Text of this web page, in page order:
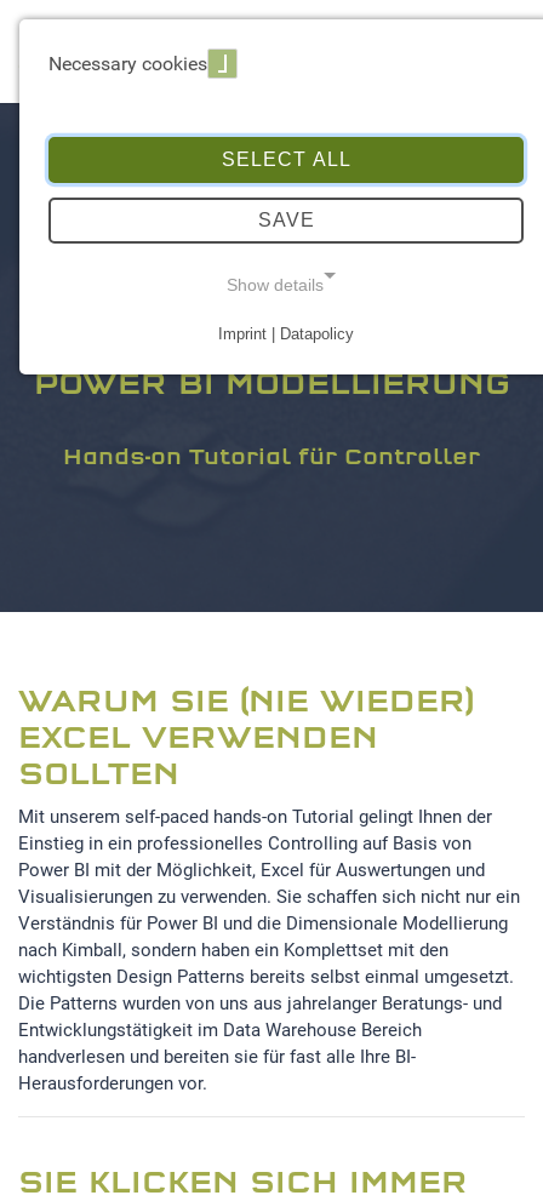
POWER BI MODELLIERUNG
Hands-on Tutorial für Controller
WARUM SIE (NIE WIEDER)
EXCEL VERWENDEN
SOLLTEN
Mit unserem self-paced hands-on Tutorial gelingt Ihnen der
Einstieg in ein professionelles Controlling auf Basis von
Power BI mit der Möglichkeit, Excel für Auswertungen und
Visualisierungen zu verwenden. Sie schaffen sich nicht nur ein
Verständnis für Power BI und die Dimensionale Modellierung
nach Kimball, sondern haben ein Komplettset mit den
wichtigsten Design Patterns bereits selbst einmal umgesetzt.
Die Patterns wurden von uns aus jahrelanger Beratungs- und
Entwicklungstätigkeit im Data Warehouse Bereich
handverlesen und bereiten sie für fast alle Ihre BI-
Herausforderungen vor.
SIE KLICKEN SICH IMMER
Necessary cookies
SELECT ALL
SAVE
Show details
Imprint | Datapolicy